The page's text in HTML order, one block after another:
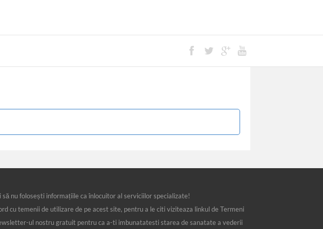
nu folosești informațiile ca înlocuitor al serviciilor specializate!
cu temenii de utilizare de pe acest site, pentru a le citi viziteaza linkul de Termeni
ul nostru gratuit pentru ca a-ti imbunatatesti starea de sanatate a vederii